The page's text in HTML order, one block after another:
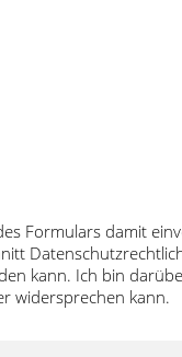
Formulars damit
kann. Ich bin
widersprechen kann.